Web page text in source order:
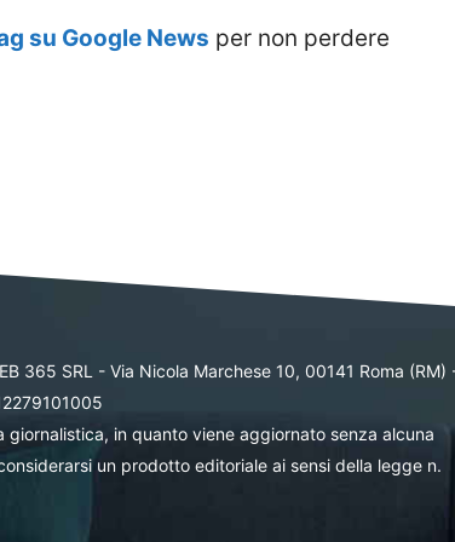
su Google News per non perdere
365 SRL - Via Nicola Marchese 10, 00141 Roma (RM)
giornalistica, in quanto viene aggiornato senza alcuna
un prodotto editoriale ai sensi della legge n.